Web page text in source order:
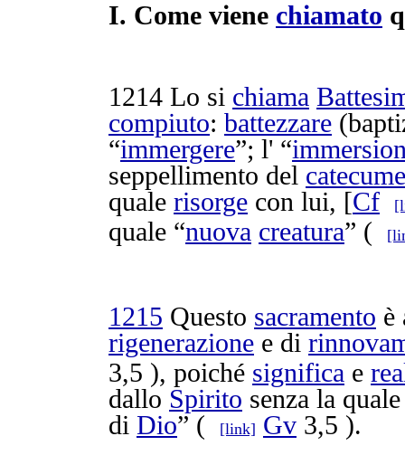
I. Come viene chiamato
1214 Lo si chiama
compiuto: battezzare (
“immergere”; l' “
seppellimento del
quale risorge con lui, [Cf
quale “nuova creatura” (
1215 Questo sacramento è
rigenerazione e di
3,5 ), poiché significa e
dallo Spirito senza la
di Dio” ( [link] Gv 3,5 ).